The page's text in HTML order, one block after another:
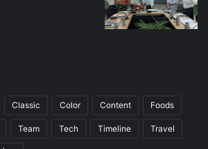
Classic Color Content Foods
Team Tech Timeline Travel